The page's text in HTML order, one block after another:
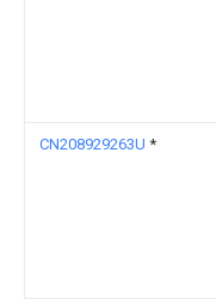
CN208929263U *